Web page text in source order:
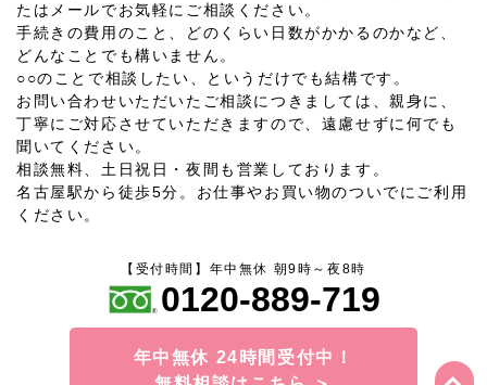
たはメールでお気軽にご相談ください。
手続きの費用のこと、どのくらい日数がかかるのかなど、
どんなことでも構いません。
○○のことで相談したい、というだけでも結構です。
お問い合わせいただいたご相談につきましては、親身に、
丁寧にご対応させていただきますので、遠慮せずに何でも
聞いてください。
相談無料、土日祝日・夜間も営業しております。
名古屋駅から徒歩5分。お仕事やお買い物のついでにご利用
ください。
【受付時間】年中無休 朝9時～夜8時
0120-889-719
年中無休 24時間受付中！